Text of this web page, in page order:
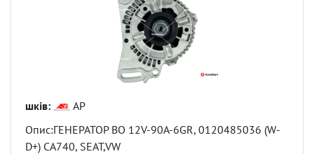
шків:
AP
Опис:ГЕНЕРАТОР BO 12V-90A-6GR, 0120485036 (W-
D+) CA740, SEAT,VW